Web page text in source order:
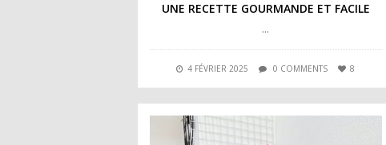
UNE RECETTE GOURMANDE ET FACILE
…
4 FÉVRIER 2025 0 COMMENTS 8